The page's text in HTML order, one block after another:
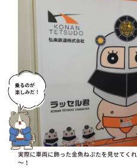
実際に車両に飾った金魚ねぷたを見せてく
～！